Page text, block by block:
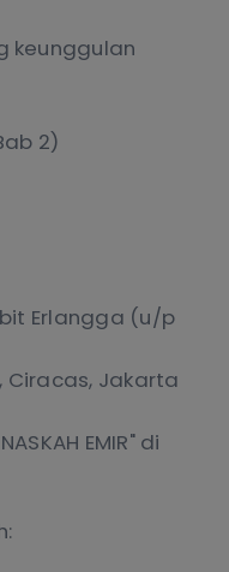
keunggulan
2)
Erlangga (u/p
Ciracas, Jakarta
EMIR" di